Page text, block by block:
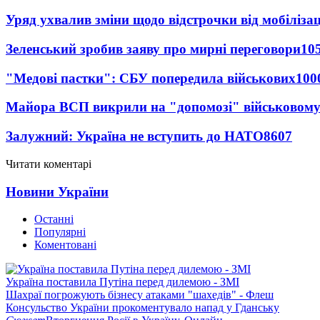
Уряд ухвалив зміни щодо відстрочки від
Зеленський зробив заяву про мирні переговори
"Медові пастки": СБУ попередила військових
Майора ВСП викрили на "допомозі"
Залужний: Україна не вступить до НАТО8607
Читати коментарі
Новини України
Останні
Популярні
Коментовані
Україна поставила Путіна перед дилемою - ЗМІ
Шахраї погрожують бізнесу атаками "шахедів" - Флеш
Консульство України прокоментувало напад у Гданську